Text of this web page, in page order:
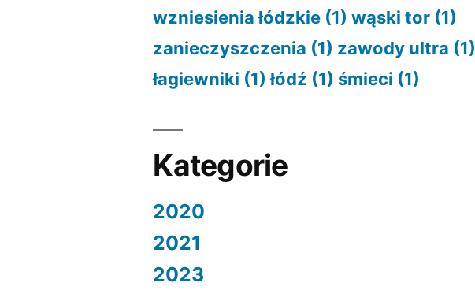
wzniesienia łódzkie (1) wąski tor (1)
zanieczyszczenia (1) zawody ultra (1)
łagiewniki (1) łódź (1) śmieci (1)
Kategorie
2020
2021
2023